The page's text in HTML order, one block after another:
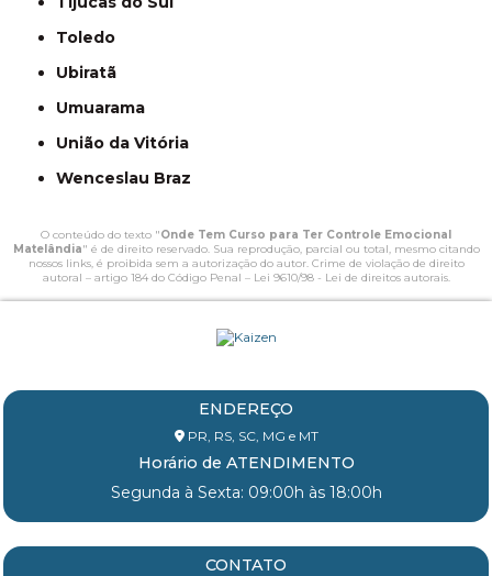
Toledo
Ubiratã
Umuarama
União da Vitória
Wenceslau Braz
O conteúdo do texto "Onde Tem Curso para Ter Controle Emocional
Matelândia" é de direito reservado. Sua reprodução, parcial ou total, mesmo citando
nossos links, é proibida sem a autorização do autor. Crime de violação de direito
autoral – artigo 184 do Código Penal – Lei 9610/98 - Lei de direitos autorais.
ENDEREÇO
PR, RS, SC, MG e MT
Horário de ATENDIMENTO
Segunda à Sexta: 09:00h às 18:00h
CONTATO